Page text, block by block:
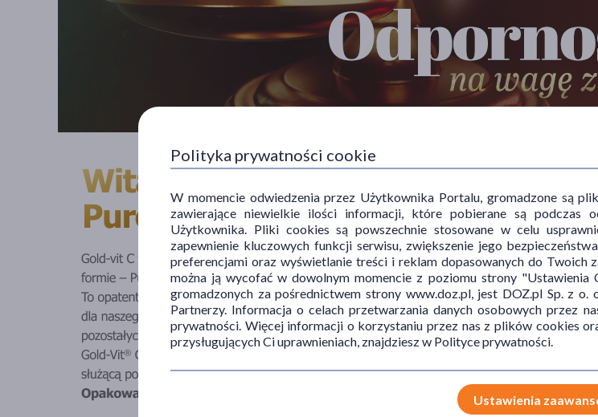
Polityka prywatności cookie
W momencie odwiedzenia przez Użytkownika Portalu, gromadzone są
zawierające niewielkie ilości informacji, które pobierane są podczas
Użytkownika. Pliki cookies są powszechnie stosowane w celu
zapewnienie kluczowych funkcji serwisu, zwiększenie jego
preferencjami oraz wyświetlanie treści i reklam dopasowanych do
można ją wycofać w dowolnym momencie z poziomu strony "Ustawienia
gromadzonych za pośrednictwem strony www.doz.pl, jest DOZ.pl Sp. z
Partnerzy. Informacja o celach przetwarzania danych osobowych przez
prywatności. Więcej informacji o korzystaniu przez nas z plików cookies
przysługujących Ci uprawnieniach, znajdziesz w Polityce prywatności.
Ustawienia